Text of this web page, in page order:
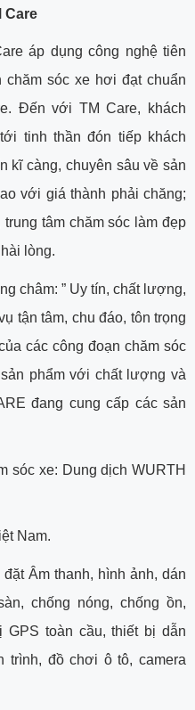
Care
áp dụng công nghệ tiên
chăm sóc xe hơi đạt chuẩn
Đến với TM Care, khách
tinh thần đón tiếp khách
kĩ càng, chuyên sâu về sản
với giá thành phải chăng;
tâm chăm sóc làm đẹp
lòng.
châm: ” Uy tín, chất lượng,
tận tâm, chu đáo, tôn trọng
các công đoạn chăm sóc
phẩm với chất lượng và
đang cung cấp các sản
sóc xe: Dung dịch WURTH
Nam.
Âm thanh, hình ảnh, dán
chống nóng, chống ồn,
toàn cầu, thiết bị dẫn
trình, đồ chơi ô tô, camera